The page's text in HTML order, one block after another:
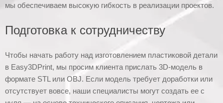
мы обеспечиваем высокую гибкость в реализации проектов.
Подготовка к сотрудничеству
Чтобы начать работу над изготовлением пластиковой детали
в Easy3DPrint, мы просим клиента прислать 3D-модель в
формате STL или OBJ. Если модель требует доработки или
отсутствует вовсе, наши специалисты могут создать ее с